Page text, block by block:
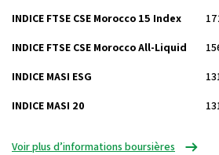
INDICE FTSE CSE Morocco 15 Index
INDICE FTSE CSE Morocco All-Liquid
INDICE MASI ESG
INDICE MASI 20
Voir plus d’informations boursières